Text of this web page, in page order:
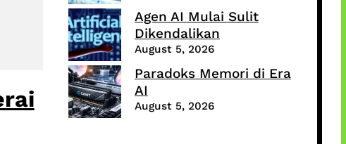
Agen AI Mulai Sulit
Dikendalikan
August 5, 2026
Paradoks Memori di Era
AI
August 5, 2026